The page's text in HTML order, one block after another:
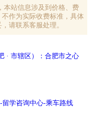
本站信息涉及到价格、费
作为实际收费标准，具体
请联系客服处理。
· 市辖区）：合肥市之心
学咨询中心-乘车路线